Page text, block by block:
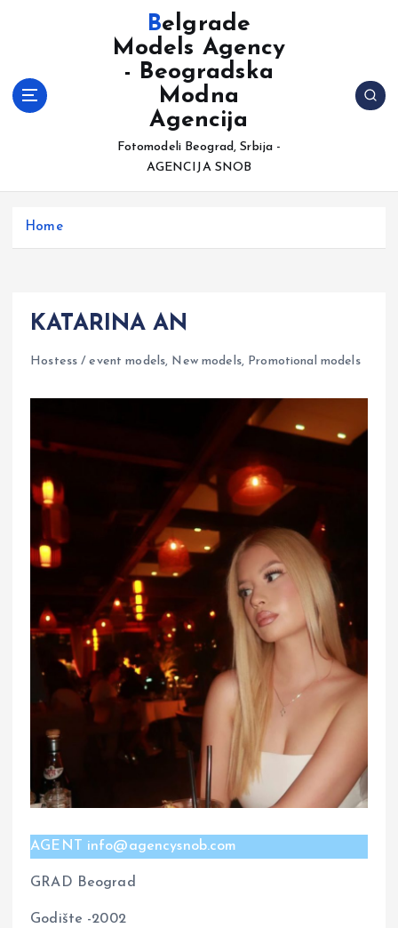
t
Belgrade
Models Agency
- Beogradska
Modna
Agencija
Fotomodeli Beograd, Srbija -
AGENCIJA SNOB
Home
KATARINA AN
Hostess / event models, New models, Promotional models
AGENT info@agencysnob.com
GRAD Beograd
Godište -2002